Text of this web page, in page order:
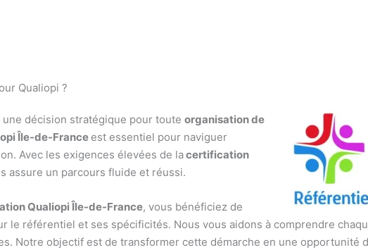
Qualiopi ?
une décision stratégique pour touteorganisation de
Île-de-France est essentiel pour naviguer
Avec les exigences élevées de lacertification
assure un parcours fluide et réussi.
Qualiopi Île-de-France, vous bénéficiez de
le référentiel et ses spécificités. Nous vous aidons à comprendre
Notre objectif est de transformer cette démarche en une opportunité